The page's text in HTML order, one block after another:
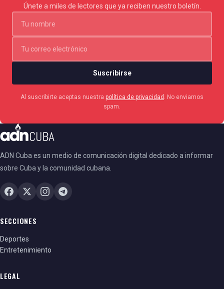
Únete a miles de lectores que ya reciben nuestro boletín.
Suscribirse
Al suscribirte aceptas nuestra política de privacidad
. No enviamos
spam.
ADN Cuba es un medio de comunicación digital dedicado a informar
sobre Cuba y la comunidad cubana.
SECCIONES
Deportes
Entretenimiento
LEGAL